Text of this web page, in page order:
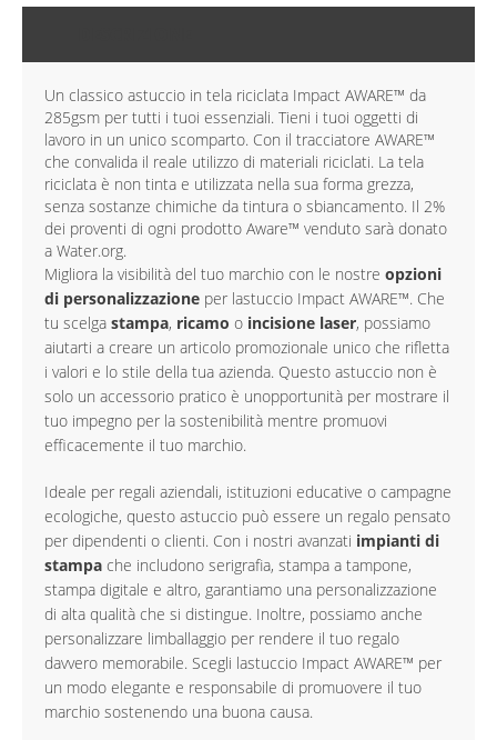
Un classico astuccio in tela riciclata Impact AWARE™ da
285gsm per tutti i tuoi essenziali. Tieni i tuoi oggetti di
lavoro in un unico scomparto. Con il tracciatore AWARE™
che convalida il reale utilizzo di materiali riciclati. La tela
riciclata è non tinta e utilizzata nella sua forma grezza,
senza sostanze chimiche da tintura o sbiancamento. Il 2%
dei proventi di ogni prodotto Aware™ venduto sarà donato
a Water.org.
Migliora la visibilità del tuo marchio con le nostre opzioni
di personalizzazione per lastuccio Impact AWARE™. Che
tu scelga stampa, ricamo o incisione laser, possiamo
aiutarti a creare un articolo promozionale unico che rifletta
i valori e lo stile della tua azienda. Questo astuccio non è
solo un accessorio pratico è unopportunità per mostrare il
tuo impegno per la sostenibilità mentre promuovi
efficacemente il tuo marchio.
Ideale per regali aziendali, istituzioni educative o campagne
ecologiche, questo astuccio può essere un regalo pensato
per dipendenti o clienti. Con i nostri avanzati impianti di
stampa che includono serigrafia, stampa a tampone,
stampa digitale e altro, garantiamo una personalizzazione
di alta qualità che si distingue. Inoltre, possiamo anche
personalizzare limballaggio per rendere il tuo regalo
davvero memorabile. Scegli lastuccio Impact AWARE™ per
un modo elegante e responsabile di promuovere il tuo
marchio sostenendo una buona causa.